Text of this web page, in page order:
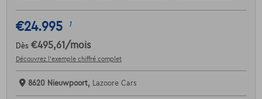
€24.995 1
Dès €495,61 /mois
Découvrez l’exemple chiffré complet
8620 Nieuwpoort, Lazoore Cars